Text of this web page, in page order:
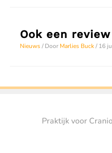
op
afstand”
Ook een
Nieuws/ Door Marlies Buck/16
Praktijk voor